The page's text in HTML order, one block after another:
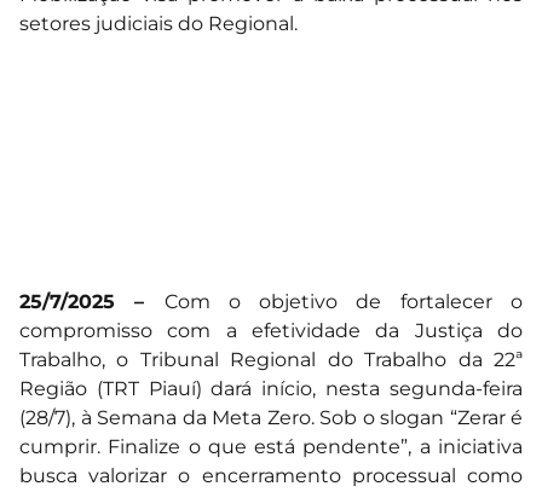
setores judiciais do Regional.
25/7/2025 – Com o objetivo de fortalecer o
compromisso com a efetividade da Justiça do
Trabalho, o Tribunal Regional do Trabalho da 22ª
Região (TRT Piauí) dará início, nesta segunda-feira
(28/7), à Semana da Meta Zero. Sob o slogan “Zerar é
cumprir. Finalize o que está pendente”, a iniciativa
busca valorizar o encerramento processual como